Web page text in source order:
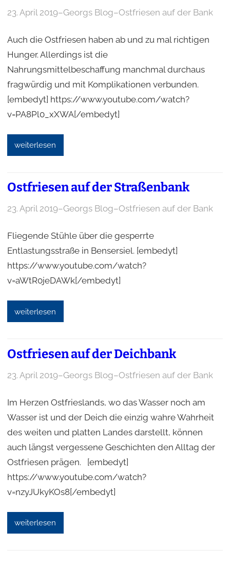
23. April 2019–Georgs Blog–Ostfriesen auf der Bank
Auch die Ostfriesen haben ab und zu mal richtigen
Hunger. Allerdings ist die
Nahrungsmittelbeschaffung manchmal durchaus
fragwürdig und mit Komplikationen verbunden.
[embedyt] https://www.youtube.com/watch?
v=PA8Pl0_xXWA[/embedyt]
weiterlesen
Ostfriesen auf der Straßenbank
23. April 2019–Georgs Blog–Ostfriesen auf der Bank
Fliegende Stühle über die gesperrte
Entlastungsstraße in Bensersiel. [embedyt]
https://www.youtube.com/watch?
v=aWtR0jeDAWk[/embedyt]
weiterlesen
Ostfriesen auf der Deichbank
23. April 2019–Georgs Blog–Ostfriesen auf der Bank
Im Herzen Ostfrieslands, wo das Wasser noch am
Wasser ist und der Deich die einzig wahre Wahrheit
des weiten und platten Landes darstellt, können
auch längst vergessene Geschichten den Alltag der
Ostfriesen prägen. [embedyt]
https://www.youtube.com/watch?
v=nzyJUkyKOs8[/embedyt]
weiterlesen